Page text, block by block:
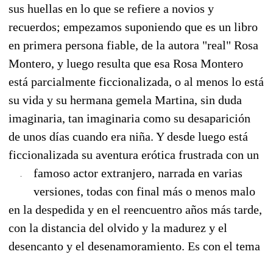
sus huellas en lo que se refiere a novios y
recuerdos; empezamos suponiendo que es un libro
en primera persona fiable, de la autora "real" Rosa
Montero, y luego resulta que esa Rosa Montero
está parcialmente ficcionalizada, o al menos lo está
su vida y su hermana gemela Martina, sin duda
imaginaria, tan imaginaria como su desaparición
de unos días cuando era niña. Y desde luego está
ficcionalizada su aventura erótica frustrada con un
famoso actor extranjero, narrada en varias
versiones, todas con final más o menos malo
en la despedida y en el reencuentro años más tarde,
con la distancia del olvido y la madurez y el
desencanto y el desenamoramiento. Es con el tema